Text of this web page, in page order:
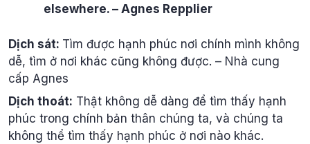
elsewhere. – Agnes Repplier
Dịch sát: Tìm được hạnh phúc nơi chính mình không
dễ, tìm ở nơi khác cũng không được. – Nhà cung
cấp Agnes
Dịch thoát: Thật không dễ dàng để tìm thấy hạnh
phúc trong chính bản thân chúng ta, và chúng ta
không thể tìm thấy hạnh phúc ở nơi nào khác.